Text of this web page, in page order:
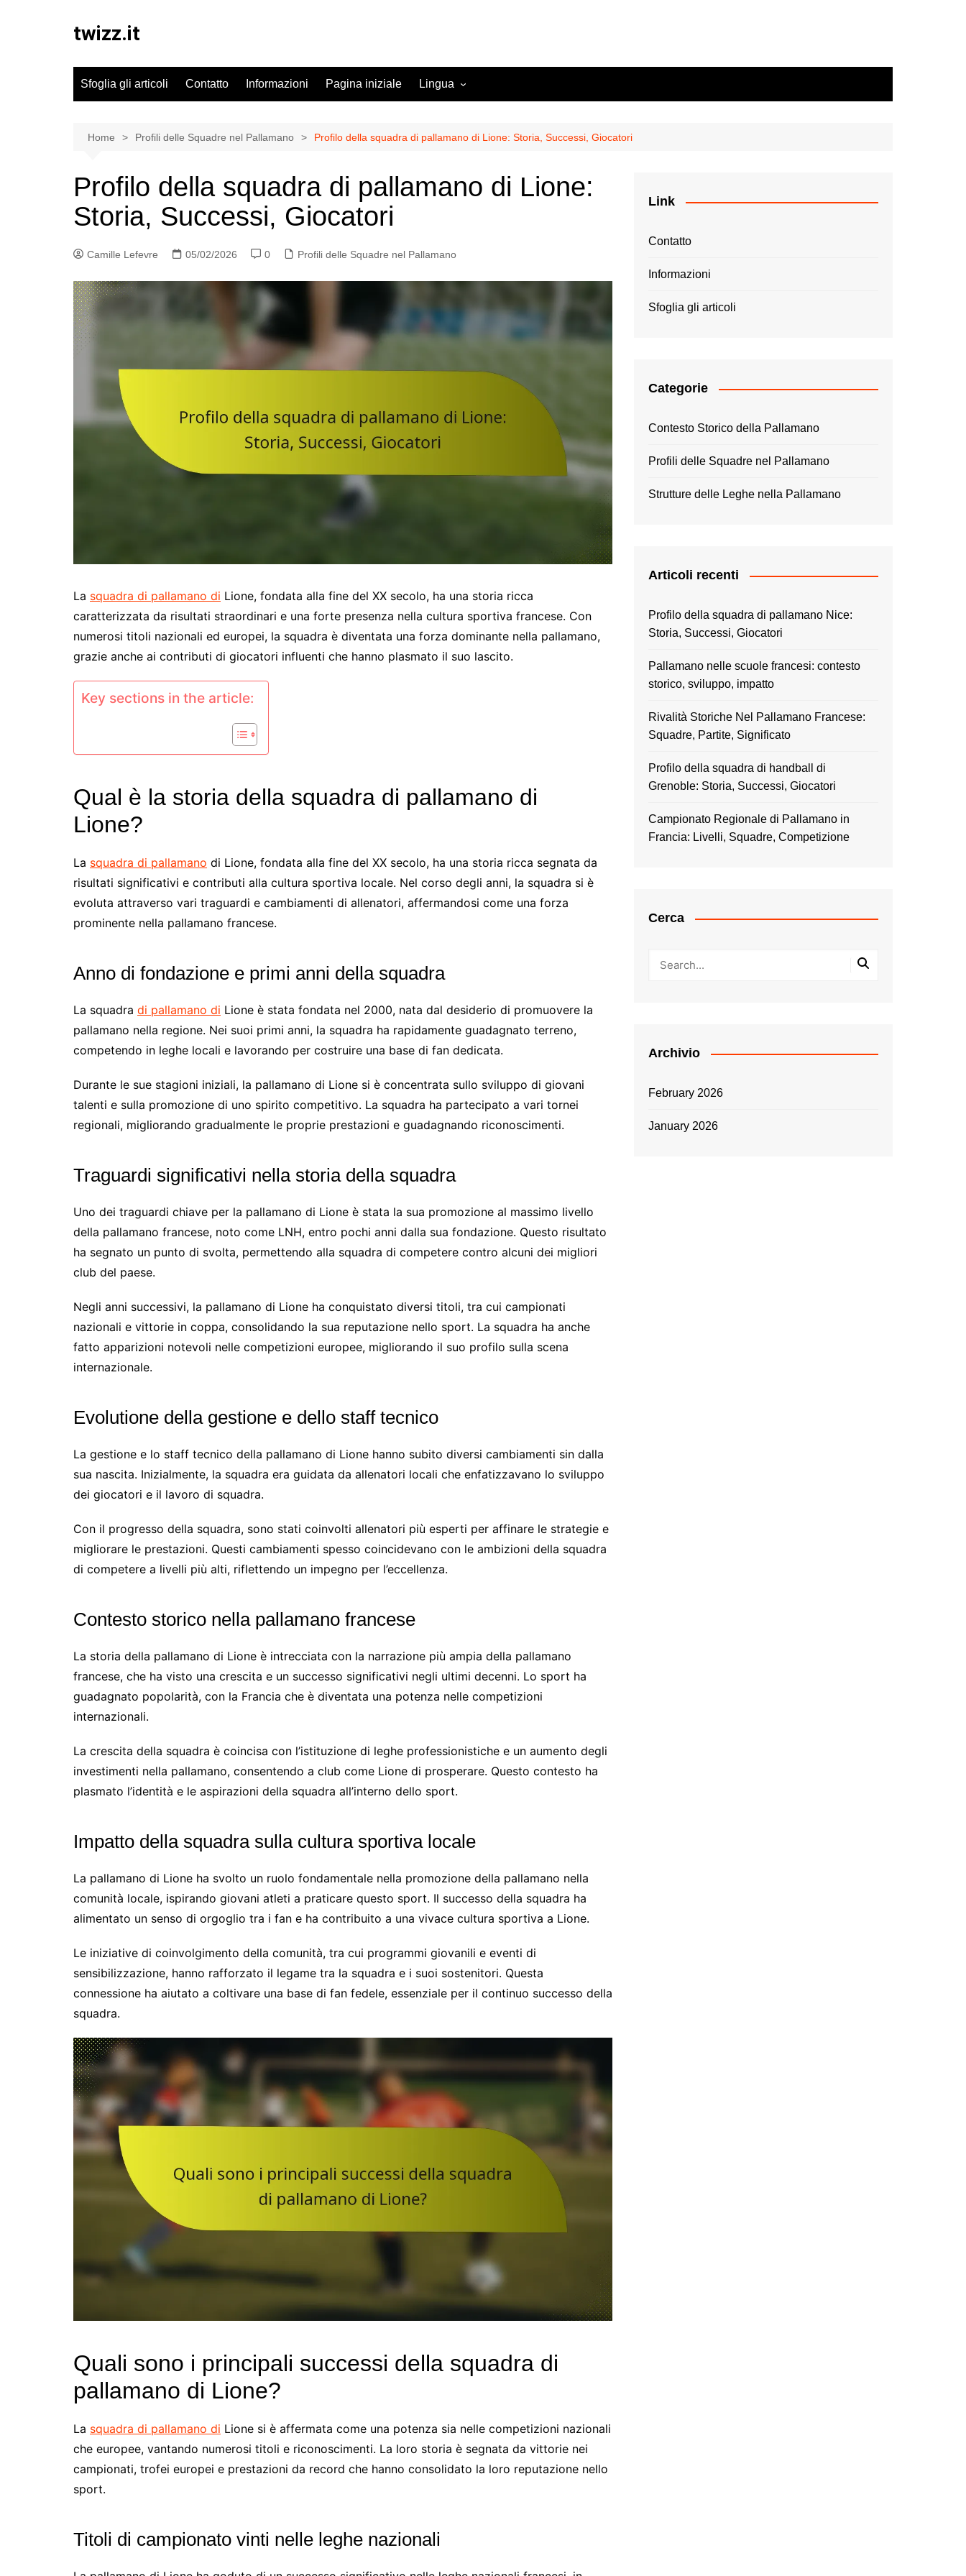
twizz.it
Sfoglia gli articoli Contatto Informazioni Pagina iniziale Lingua
English (GB)
Spanish (ES)
German (DE)
German (AT)
Italian (IT)
Polish (PL)
Swedish (SE)
Danish (DK)
Portuguese (PT)
Bulgarian (BG)
Latvian (LV)
Croatian (HR)
Home Profili delle Squadre nel Pallamano Profilo della squadra di pallamano di Lione: Storia, Successi, Giocatori
Profilo della squadra di pallamano di Lione:
Storia, Successi, Giocatori
Camille Lefevre 05/02/2026 0 Profili delle Squadre nel Pallamano
La squadra di pallamano di Lione, fondata alla fine del XX secolo, ha una storia ricca
caratterizzata da risultati straordinari e una forte presenza nella cultura sportiva francese. Con
numerosi titoli nazionali ed europei, la squadra è diventata una forza dominante nella pallamano,
grazie anche ai contributi di giocatori influenti che hanno plasmato il suo lascito.
Key sections in the article:
Qual è la storia della squadra di pallamano di
Lione?
La squadra di pallamano di Lione, fondata alla fine del XX secolo, ha una storia ricca segnata da
risultati significativi e contributi alla cultura sportiva locale. Nel corso degli anni, la squadra si è
evoluta attraverso vari traguardi e cambiamenti di allenatori, affermandosi come una forza
prominente nella pallamano francese.
Anno di fondazione e primi anni della squadra
La squadra di pallamano di Lione è stata fondata nel 2000, nata dal desiderio di promuovere la
pallamano nella regione. Nei suoi primi anni, la squadra ha rapidamente guadagnato terreno,
competendo in leghe locali e lavorando per costruire una base di fan dedicata.
Durante le sue stagioni iniziali, la pallamano di Lione si è concentrata sullo sviluppo di giovani
talenti e sulla promozione di uno spirito competitivo. La squadra ha partecipato a vari tornei
regionali, migliorando gradualmente le proprie prestazioni e guadagnando riconoscimenti.
Traguardi significativi nella storia della squadra
Uno dei traguardi chiave per la pallamano di Lione è stata la sua promozione al massimo livello
della pallamano francese, noto come LNH, entro pochi anni dalla sua fondazione. Questo risultato
ha segnato un punto di svolta, permettendo alla squadra di competere contro alcuni dei migliori
club del paese.
Negli anni successivi, la pallamano di Lione ha conquistato diversi titoli, tra cui campionati
nazionali e vittorie in coppa, consolidando la sua reputazione nello sport. La squadra ha anche
fatto apparizioni notevoli nelle competizioni europee, migliorando il suo profilo sulla scena
internazionale.
Evolutione della gestione e dello staff tecnico
La gestione e lo staff tecnico della pallamano di Lione hanno subito diversi cambiamenti sin dalla
sua nascita. Inizialmente, la squadra era guidata da allenatori locali che enfatizzavano lo sviluppo
dei giocatori e il lavoro di squadra.
Con il progresso della squadra, sono stati coinvolti allenatori più esperti per affinare le strategie e
migliorare le prestazioni. Questi cambiamenti spesso coincidevano con le ambizioni della squadra
di competere a livelli più alti, riflettendo un impegno per l’eccellenza.
Contesto storico nella pallamano francese
La storia della pallamano di Lione è intrecciata con la narrazione più ampia della pallamano
francese, che ha visto una crescita e un successo significativi negli ultimi decenni. Lo sport ha
guadagnato popolarità, con la Francia che è diventata una potenza nelle competizioni
internazionali.
La crescita della squadra è coincisa con l’istituzione di leghe professionistiche e un aumento degli
investimenti nella pallamano, consentendo a club come Lione di prosperare. Questo contesto ha
plasmato l’identità e le aspirazioni della squadra all’interno dello sport.
Impatto della squadra sulla cultura sportiva locale
La pallamano di Lione ha svolto un ruolo fondamentale nella promozione della pallamano nella
comunità locale, ispirando giovani atleti a praticare questo sport. Il successo della squadra ha
alimentato un senso di orgoglio tra i fan e ha contribuito a una vivace cultura sportiva a Lione.
Le iniziative di coinvolgimento della comunità, tra cui programmi giovanili e eventi di
sensibilizzazione, hanno rafforzato il legame tra la squadra e i suoi sostenitori. Questa
connessione ha aiutato a coltivare una base di fan fedele, essenziale per il continuo successo della
squadra.
Quali sono i principali successi della squadra di
pallamano di Lione?
La squadra di pallamano di Lione si è affermata come una potenza sia nelle competizioni nazionali
che europee, vantando numerosi titoli e riconoscimenti. La loro storia è segnata da vittorie nei
campionati, trofei europei e prestazioni da record che hanno consolidato la loro reputazione nello
sport.
Titoli di campionato vinti nelle leghe nazionali
Link
Contatto
Informazioni
Sfoglia gli articoli
Categorie
Contesto Storico della Pallamano
Profili delle Squadre nel Pallamano
Strutture delle Leghe nella Pallamano
Articoli recenti
Profilo della squadra di pallamano Nice:
Storia, Successi, Giocatori
Pallamano nelle scuole francesi: contesto
storico, sviluppo, impatto
Rivalità Storiche Nel Pallamano Francese:
Squadre, Partite, Significato
Profilo della squadra di handball di
Grenoble: Storia, Successi, Giocatori
Campionato Regionale di Pallamano in
Francia: Livelli, Squadre, Competizione
Cerca
Archivio
February 2026
January 2026